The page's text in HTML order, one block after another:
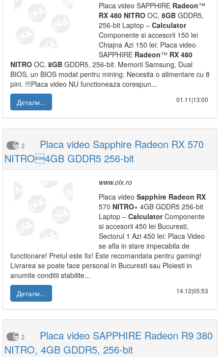
Placa video SAPPHIRE Radeon™
RX 480 NITRO OC, 8GB GDDR5,
256-bit Laptop – Calculator
Componente si accesorii 150 lei
Chiajna Azi 150 lei: Placa video
SAPPHIRE Radeon™ RX 480
NITRO OC, 8GB GDDR5, 256-bit. Memorii Samsung, Dual
BIOS, un BIOS modat pentru mining. Necesita o alimentare cu 8
pini. !!!Placa video NU functioneaza corespun...
Детали...
01.11|13:00
2
Placa video Sapphire Radeon RX 570
NITRO4GB GDDR5 256-bit
www.olx.ro
Placa video Sapphire Radeon RX
570 NITRO+ 4GB GDDR5 256-bit
Laptop – CalculatorComponente
si accesorii 450 lei Bucuresti,
Sectorul 1 Azi 450 lei: Placa Video
se afla in stare impecabila de
functionare! Pretul este fix! Este recomandata pentru gaming!
Livrarea se poate face personal in Bucuresti sau Ploiesti in
anumite conditii stabilite...
Детали...
14.12|05:53
2
Placa video SAPPHIRE Radeon R9 380
NITRO, 4GB GDDR5, 256-bit